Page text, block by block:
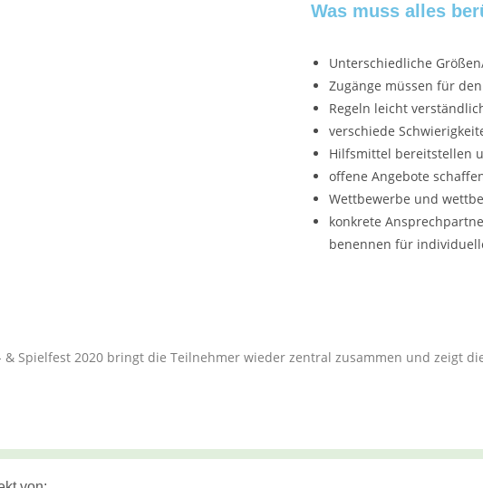
Was muss alles
Unterschiedliche
Zugänge müssen für
Regeln leicht
verschiede
Hilfsmittel bereitstellen
offene Angebote
Wettbewerbe und
konkrete
benennen für
& Spielfest 2020 bringt die Teilnehmer wieder zentral zusammen und zeigt